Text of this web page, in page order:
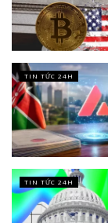
TIN TỨC 24H
TIN TỨC 24H